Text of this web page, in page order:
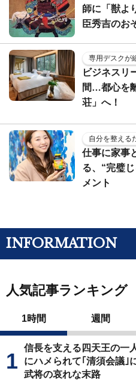
師に「獣よ
臣秀吉のお
専用デスクが
ビジネスリ
間…都心を
荘」へ！
自分を整える
仕事に家事
る、“完璧
メント
INFORMATION
人気記事ランキング
1時間 週間
信長を支える四天王の一
にハメられて｢清須会議｣
武将の哀れな末路